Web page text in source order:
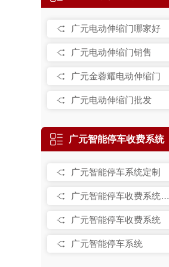
广元电动伸缩门哪家好
广元电动伸缩门销售
广元金蓉耀电动伸缩门
广元电动伸缩门批发
广元智能停车收费系统
广元智能停车系统定制
广元智能停车收费系统销售
广元智能停车收费系统
广元智能停车系统